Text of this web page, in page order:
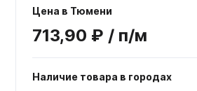
Цена в Тюмени
713,90 ₽ / п/м
Наличие товара в городах